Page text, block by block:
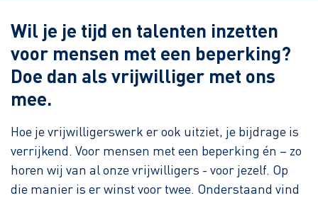
Wil je je tijd en talenten inzetten
voor mensen met een beperking?
Doe dan als vrijwilliger met ons
mee.
Hoe je vrijwilligerswerk er ook uitziet, je bijdrage is
verrijkend. Voor mensen met een beperking én – zo
horen wij van al onze vrijwilligers - voor jezelf. Op
die manier is er winst voor twee. Onderstaand vind